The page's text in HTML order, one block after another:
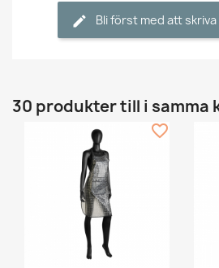
Bli först med att
30 produkter till i samma
favorite_border